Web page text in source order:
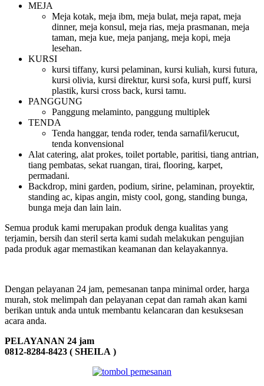
MEJA
Meja kotak, meja ibm, meja bulat, meja rapat, meja
dinner, meja konsul, meja rias, meja prasmanan, meja
taman, meja kue, meja panjang, meja kopi, meja
lesehan.
KURSI
kursi tiffany, kursi pelaminan, kursi kuliah, kursi futura,
kursi olivia, kursi direktur, kursi sofa, kursi puff, kursi
plastik, kursi cross back, kursi tamu.
PANGGUNG
Panggung melaminto, panggung multiplek
TENDA
Tenda hanggar, tenda roder, tenda sarnafil/kerucut,
tenda konvensional
Alat catering, alat prokes, toilet portable, paritisi, tiang antrian,
tiang pembatas, sekat ruangan, tirai, flooring, karpet,
permadani.
Backdrop, mini garden, podium, sirine, pelaminan, proyektir,
standing ac, kipas angin, misty cool, gong, standing bunga,
bunga meja dan lain lain.
Semua produk kami merupakan produk denga kualitas yang
terjamin, bersih dan steril serta kami sudah melakukan pengujian
pada produk agar memastikan keamanan dan kelayakannya.
Dengan pelayanan 24 jam, pemesanan tanpa minimal order, harga
murah, stok melimpah dan pelayanan cepat dan ramah akan kami
berikan untuk anda untuk membantu kelancaran dan kesuksesan
acara anda.
PELAYANAN 24 jam
0812-8284-8423 ( SHEILA )